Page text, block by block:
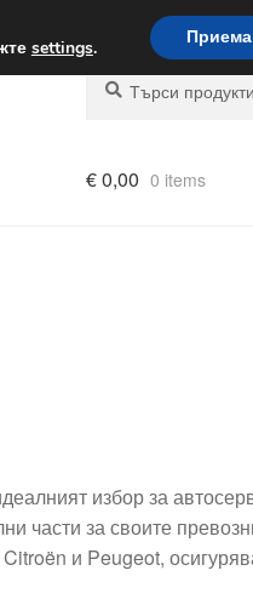
по целия свят
Търсене
Търсене
€0,00 0 items
избор за
части за своите
и Peugeot,
settings.